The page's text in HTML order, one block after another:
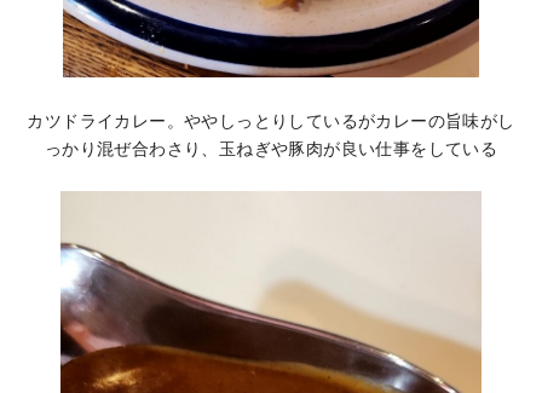
カツドライカレー。ややしっとりしているがカレーの旨味がし
っかり混ぜ合わさり、玉ねぎや豚肉が良い仕事をしている